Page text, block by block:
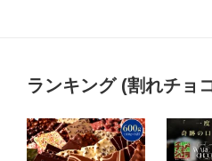
ランキング (割れチョ